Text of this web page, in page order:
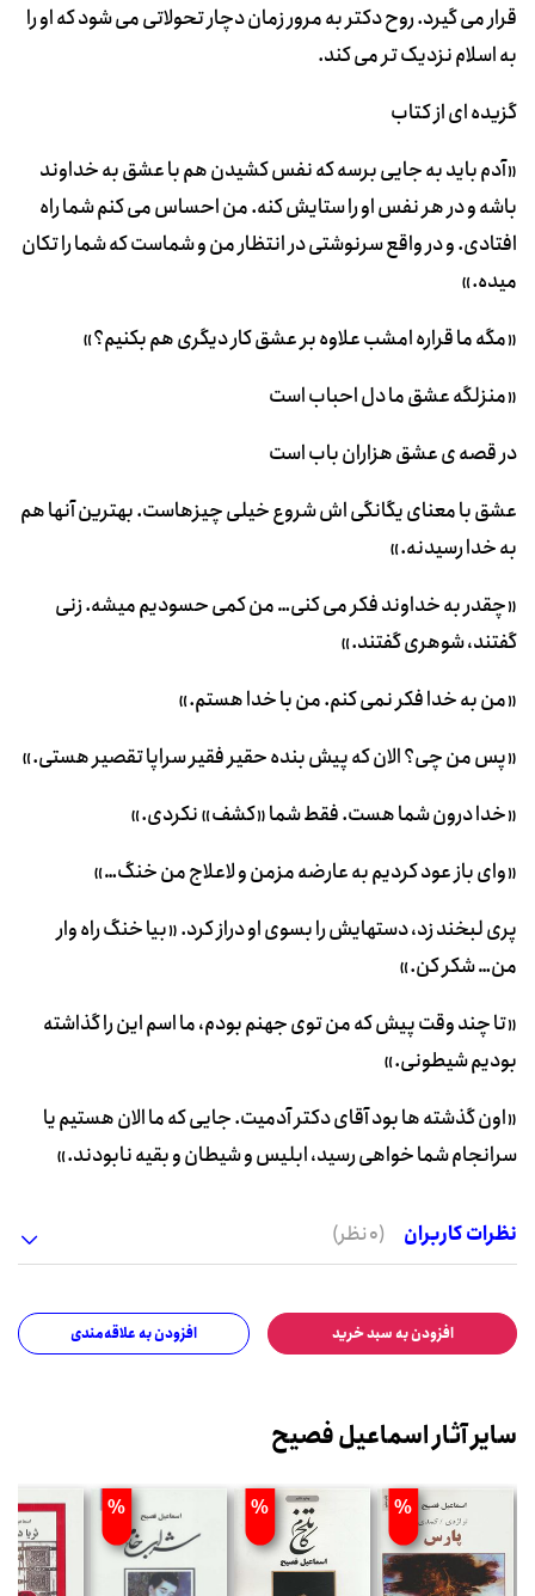
قرار می گیرد. روح دکتر به مرور زمان دچار تحولاتی می شود که او را
به اسلام نزدیک تر می کند.
گزیده ای از کتاب
«آدم باید به جایی برسه که نفس کشیدن هم با عشق به خداوند
باشه و در هر نفس او را ستایش کنه. من احساس می کنم شما راه
افتادی. و در واقع سرنوشتی در انتظار من و شماست که شما را تکان
میده.»
«مگه ما قراره امشب علاوه بر عشق کار دیگری هم بکنیم؟»
«منزلگه عشق ما دل احباب است
در قصه ی عشق هزاران باب است
عشق با معنای یگانگی اش شروع خیلی چیزهاست. بهترین آنها هم
به خدا رسیدنه.»
«چقدر به خداوند فکر می کنی… من کمی حسودیم میشه. زنی
گفتند، شوهری گفتند.»
«من به خدا فکر نمی کنم. من با خدا هستم.»
«پس من چی؟ الان که پیش بنده حقیر فقیر سراپا تقصیر هستی.»
«خدا درون شما هست. فقط شما «کشف» نکردی.»
«وای باز عود کردیم به عارضه مزمن و لاعلاج من خنگ…»
پری لبخند زد، دستهایش را بسوی او دراز کرد. «بیا خنگ راه وار
من… شکر کن.»
«تا چند وقت پیش که من توی جهنم بودم، ما اسم این را گذاشته
بودیم شیطونی.»
«اون گذشته ها بود آقای دکتر آدمیت. جایی که ما الان هستیم یا
سرانجام شما خواهی رسید، ابلیس و شیطان و بقیه نابودند.»
نظرات کاربران (0 نظر)
افزودن به سبد خرید افزودن به علاقه‌مندی
سایر آثار اسماعیل فصیح
%
%
%